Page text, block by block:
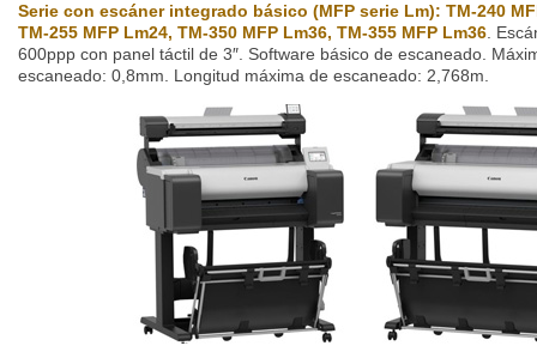
Serie con escáner integrado básico (MFP serie Lm): TM-240
TM-255 MFP Lm24, TM-350 MFP Lm36, TM-355 MFP Lm36 .
600ppp con panel táctil de 3″. Software básico de escaneado.
escaneado: 0,8mm. Longitud máxima de escaneado: 2,768m.